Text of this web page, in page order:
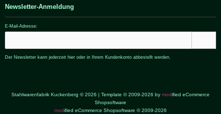
Newsletter-Anmeldung
E-Mail-Adresse:
Der Newsletter kann jederzeit hier oder in Ihrem Kundenkonto abbestellt werden.
Stahlwarenfabrik Kuckenberg © 2026 | Template © 2009-2026 by modified eCommerce
Shopsoftware
modified eCommerce Shopsoftware © 2009-2026